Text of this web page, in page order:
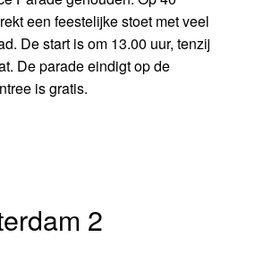
een feestelijke stoet met veel
De start is om 13.00 uur, tenzij
De parade eindigt op de
is gratis.
2